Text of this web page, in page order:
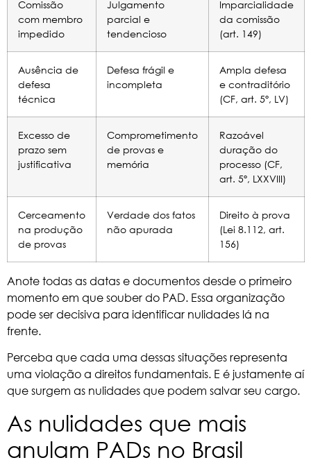
Comissão
com membro
impedido
Julgamento
parcial e
tendencioso
Imparcialidade
da comissão
(art. 149)
Ausência de
defesa
técnica
Defesa frágil e
incompleta
Ampla defesa
e contraditório
(CF, art. 5º, LV)
Excesso de
prazo sem
justificativa
Comprometimento
de provas e
memória
Razoável
duração do
processo (CF,
art. 5º, LXXVIII)
Cerceamento
na produção
de provas
Verdade dos fatos
não apurada
Direito à prova
(Lei 8.112, art.
156)
Anote todas as datas e documentos desde o primeiro
momento em que souber do PAD. Essa organização
pode ser decisiva para identificar nulidades lá na
frente.
Perceba que cada uma dessas situações representa
uma violação a direitos fundamentais. E é justamente aí
que surgem as nulidades que podem salvar seu cargo.
As nulidades que mais
anulam PADs no Brasil